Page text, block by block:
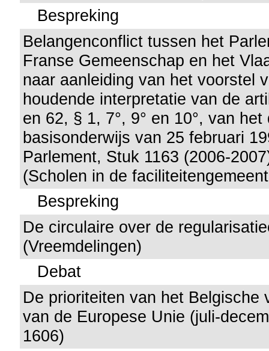
Bespreking
Belangenconflict tussen het
Franse Gemeenschap en het
naar aanleiding van het voorstel
houdende interpretatie van de
en 62, § 1, 7°, 9° en 10°, van het
basisonderwijs van 25 februari
Parlement, Stuk 1163 (2006-
(Scholen in de
Bespreking
De circulaire over de
(Vreemdelingen)
Debat
De prioriteiten van het Belgische
van de Europese Unie (juli-
1606)